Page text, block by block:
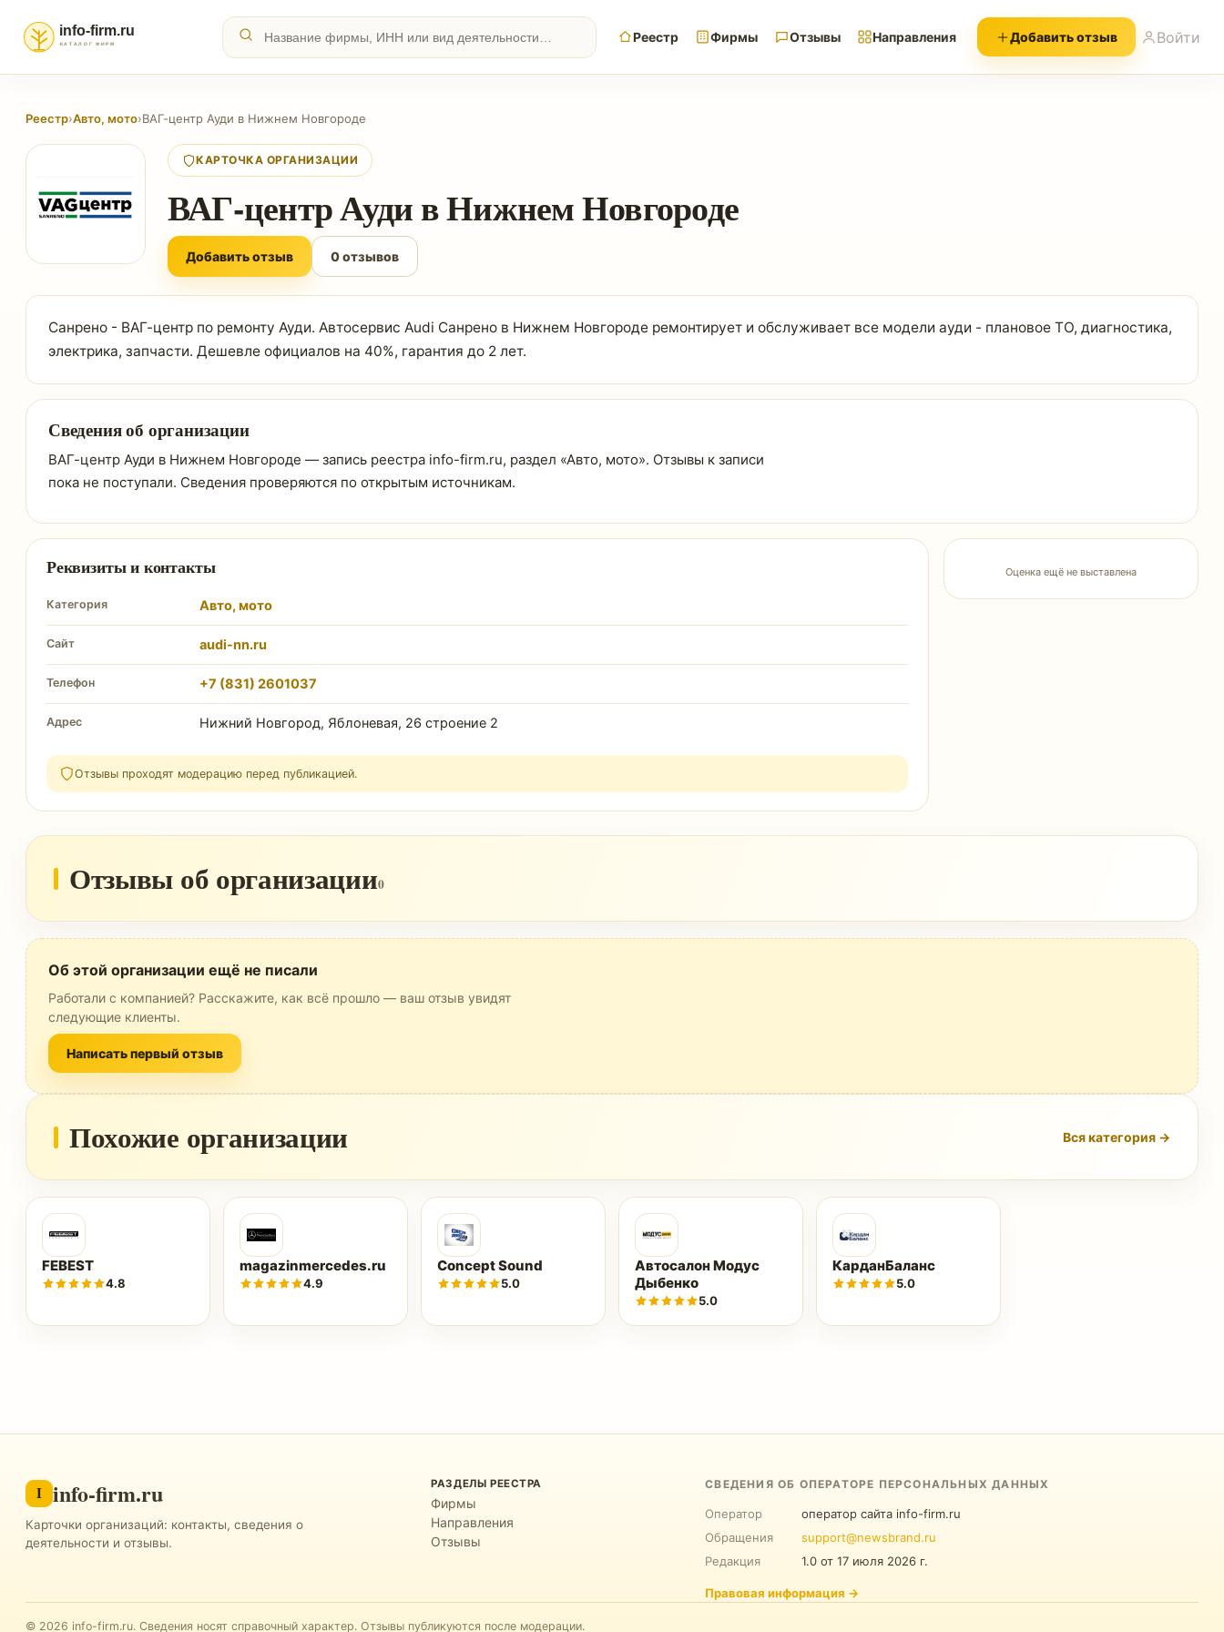
Реестр Фирмы Отзывы Направления Добавить отзыв Войти
Реестр›Авто, мото›ВАГ-центр Ауди в Нижнем Новгороде
КАРТОЧКА ОРГАНИЗАЦИИ
ВАГ-центр Ауди в Нижнем Новгороде
Добавить отзыв 0 отзывов
Санрено - ВАГ-центр по ремонту Ауди. Автосервис Audi Санрено в Нижнем Новгороде ремонтирует и обслуживает все модели ауди - плановое ТО, диагностика,
электрика, запчасти. Дешевле официалов на 40%, гарантия до 2 лет.
Сведения об организации
ВАГ-центр Ауди в Нижнем Новгороде — запись реестра info-firm.ru, раздел «Авто, мото». Отзывы к записи
пока не поступали. Сведения проверяются по открытым источникам.
Реквизиты и контакты
Категория Авто, мото
Сайт audi-nn.ru
Телефон +7 (831) 2601037
Адрес Нижний Новгород, Яблоневая, 26 строение 2
Отзывы проходят модерацию перед публикацией.
Оценка ещё не выставлена
Отзывы об организации0
Об этой организации ещё не писали
Работали с компанией? Расскажите, как всё прошло — ваш отзыв увидят
следующие клиенты.
Написать первый отзыв
Похожие организации Вся категория →
FEBEST
4.8
magazinmercedes.ru
4.9
Concept Sound
5.0
Автосалон Модус
Дыбенко
5.0
КарданБаланс
5.0
I info-firm.ru
Карточки организаций: контакты, сведения о
деятельности и отзывы.
РАЗДЕЛЫ РЕЕСТРА
Фирмы
Направления
Отзывы
СВЕДЕНИЯ ОБ ОПЕРАТОРЕ ПЕРСОНАЛЬНЫХ ДАННЫХ
Оператор
оператор сайта info-firm.ru
Обращения
support@newsbrand.ru
Редакция
1.0 от17 июля 2026 г.
Правовая информация →
© 2026 info-firm.ru. Сведения носят справочный характер. Отзывы публикуются после модерации.